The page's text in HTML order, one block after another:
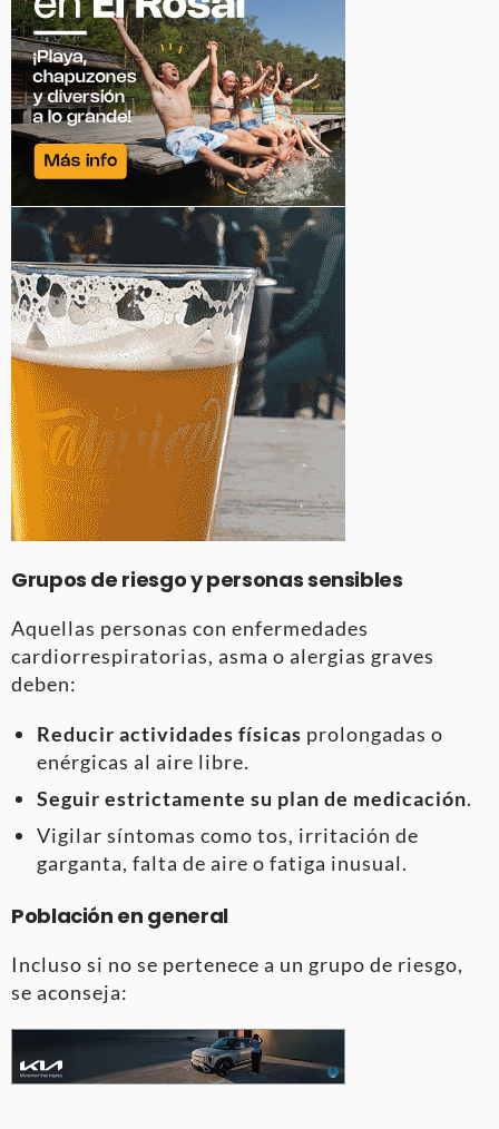
Grupos de riesgo y personas sensibles
Aquellas personas con enfermedades
cardiorrespiratorias, asma o alergias graves
deben:
Reducir actividades físicas prolongadas o
enérgicas al aire libre.
Seguir estrictamente su plan de medicación.
Vigilar síntomas como tos, irritación de
garganta, falta de aire o fatiga inusual.
Población en general
Incluso si no se pertenece a un grupo de riesgo,
se aconseja: